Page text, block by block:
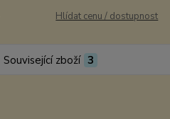
Hlídat cenu / dostupnost
Související zboží 3